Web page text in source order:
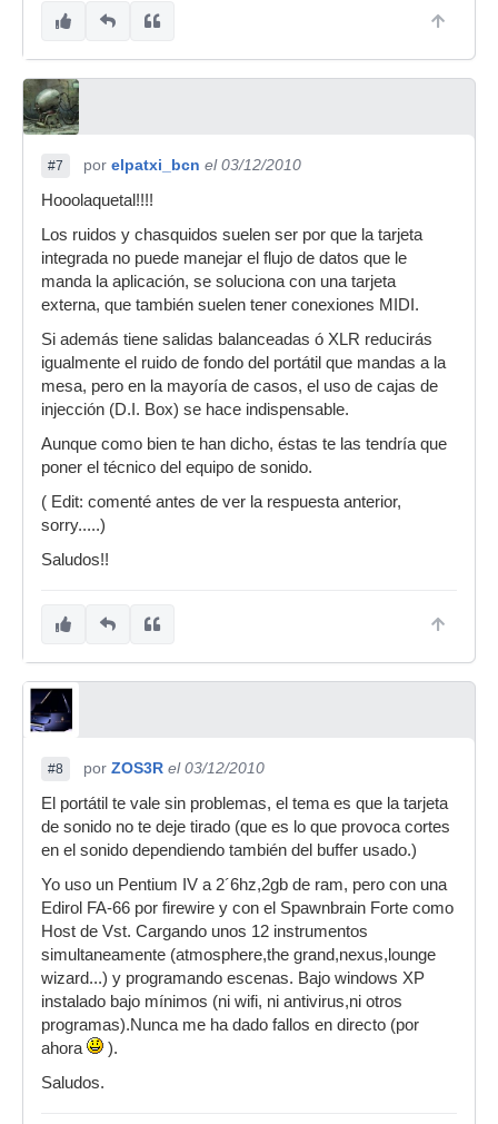
#7 por elpatxi_bcn el 03/12/2010
Hooolaquetal!!!!
Los ruidos y chasquidos suelen ser por que la tarjeta
integrada no puede manejar el flujo de datos que le
manda la aplicación, se soluciona con una tarjeta
externa, que también suelen tener conexiones MIDI.
Si además tiene salidas balanceadas ó XLR reducirás
igualmente el ruido de fondo del portátil que mandas a la
mesa, pero en la mayoría de casos, el uso de cajas de
injección (D.I. Box) se hace indispensable.
Aunque como bien te han dicho, éstas te las tendría que
poner el técnico del equipo de sonido.
( Edit: comenté antes de ver la respuesta anterior,
sorry.....)
Saludos!!
#8 por ZOS3R el 03/12/2010
El portátil te vale sin problemas, el tema es que la tarjeta
de sonido no te deje tirado (que es lo que provoca cortes
en el sonido dependiendo también del buffer usado.)
Yo uso un Pentium IV a 2´6hz,2gb de ram, pero con una
Edirol FA-66 por firewire y con el Spawnbrain Forte como
Host de Vst. Cargando unos 12 instrumentos
simultaneamente (atmosphere,the grand,nexus,lounge
wizard...) y programando escenas. Bajo windows XP
instalado bajo mínimos (ni wifi, ni antivirus,ni otros
programas).Nunca me ha dado fallos en directo (por
ahora
).
Saludos.